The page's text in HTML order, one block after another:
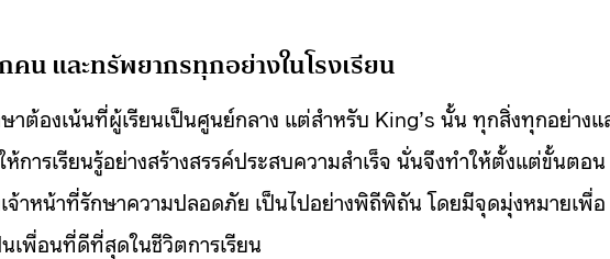
น และทรัพยากรทุกอย่างในโรงเรียน
าต้องเน้นที่ผู้เรียนเป็นศูนย์กลาง แต่สำหรับ King’s นั้น ทุกสิ่งทุกอย่างแ
ารเรียนรู้อย่างสร้างสรรค์ประสบความสำเร็จ นั่นจึงทำให้ตั้งแต่ขั้นตอน
จ้าหน้าที่รักษาความปลอดภัย เป็นไปอย่างพิถีพิถัน โดยมีจุดมุ่งหมายเพื่อ
เพื่อนที่ดีที่สุดในชีวิตการเรียน